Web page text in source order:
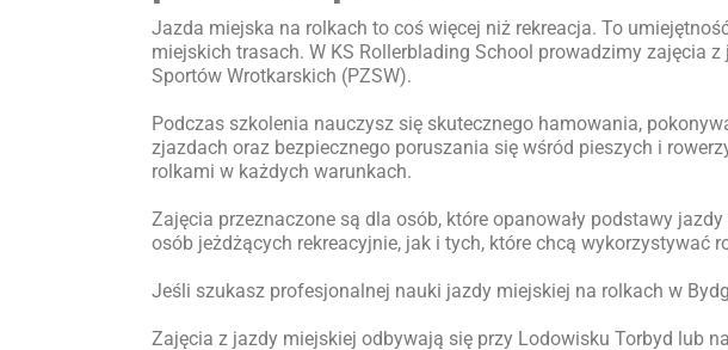
Jazda miejska na rolkach to coś więcej niż rekreacja. To
miejskich trasach. W KS Rollerblading School prowadzimy zajęcia
Sportów Wrotkarskich (PZSW).
Podczas szkolenia nauczysz się skutecznego hamowania,
zjazdach oraz bezpiecznego poruszania się wśród pieszych i
rolkami w każdych warunkach.
Zajęcia przeznaczone są dla osób, które opanowały podstawy
osób jeżdżących rekreacyjnie, jak i tych, które chcą wykorzystywać
Jeśli szukasz profesjonalnej nauki jazdy miejskiej na rolkach w
Zajęcia z jazdy miejskiej odbywają się przy Lodowisku Torbyd lub